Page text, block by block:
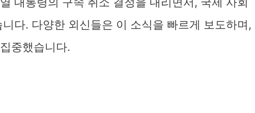
다. 다양한 외신들은 이 소식을 빠르게 보도하며,
중했습니다.